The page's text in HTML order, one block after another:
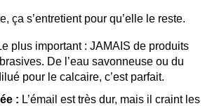
ça s’entretient pour qu’elle le reste.
plus important : JAMAIS de produits
De l’eau savonneuse ou du
pour le calcaire, c’est parfait.
: L’émail est très dur, mais il craint les